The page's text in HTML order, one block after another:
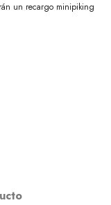
un recargo minipiking